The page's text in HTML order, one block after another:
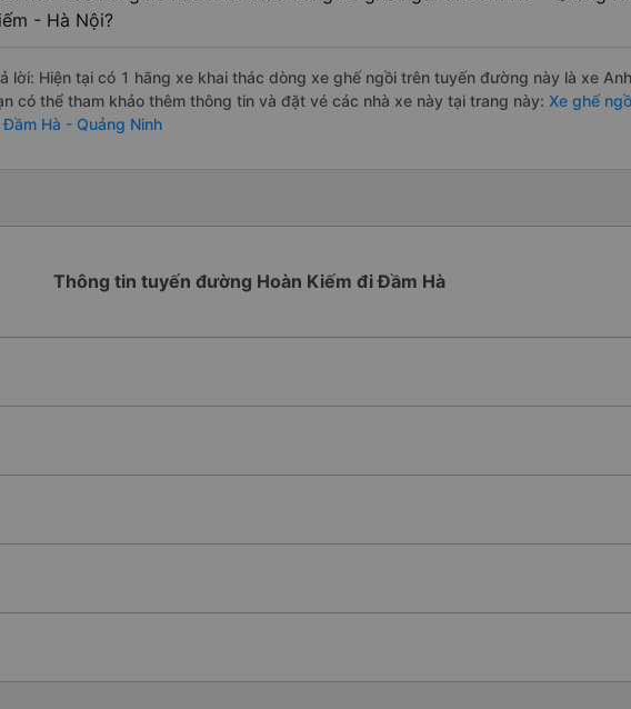
- Hà Nội?
lời: Hiện tại có 1 hãng xe khai thác dòng xe ghế ngồi trên tuyến đường này là xe
có thể tham khảo thêm thông tin và đặt vé các nhà xe này tại trang này: Xe ghế
Hà - Quảng Ninh
Thông tin tuyến đường Hoàn Kiếm đi Đầm Hà